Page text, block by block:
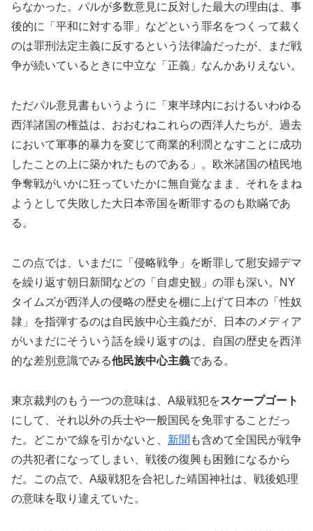
らなかった。パルが多数意見に反対した最大の理由は、事
後的に「平和に対する罪」などという罪名をつくって裁く
のは罪刑法定主義に反するという法律論だったが、まだ戦
争が続いているときに中立な「正義」なんかありえない。
ただパル意見書もいうように「東半球内におけるいわゆる
西洋諸国の権益は、おおむねこれらの西洋人たちが、過去
において軍事的暴力を変じて商業的利潤となすことに成功
したことの上に築かれたものである」。欧米諸国の植民地
争奪戦がいかに狂っていたかに無自覚なまま、それをまね
ようとして失敗した大日本帝国を断罪するのも欺瞞であ
る。
この点では、いまだに「侵略戦争」を断罪して慰安婦デマ
を繰り返す朝日新聞などの「自虐史観」の罪も深い。NY
タイムズが西洋人の侵略の歴史を棚に上げて日本の「性奴
隷」を指弾するのは自民族中心主義だが、日本のメディア
がいまだにそういう話を繰り返すのは、自国の歴史を西洋
的な差別意識でみる他民族中心主義である。
東京裁判のもう一つの意味は、A級戦犯をスケープゴート
にして、それ以外の兵士や一般国民を免罪することだっ
た。どこかで線を引かないと、 新聞 も含めて全国民が戦争
の共犯者になってしまい、戦後の復興も困難になるから
だ。この点で、A級戦犯を合祀した靖国神社は、戦後処理
の意味を取り違えていた。